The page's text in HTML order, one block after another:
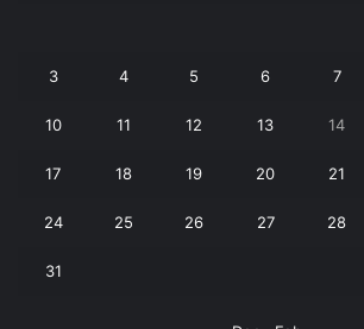
3 4 5 6 7
10 11 12 13 14
17 18 19 20 21
24 25 26 27 28
31